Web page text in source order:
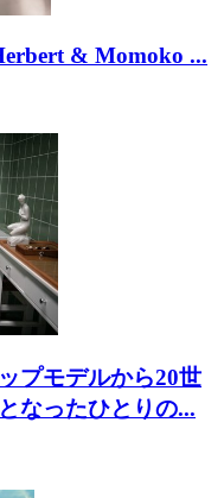
& Momoko ...
プモデルから20世
なったひとりの...